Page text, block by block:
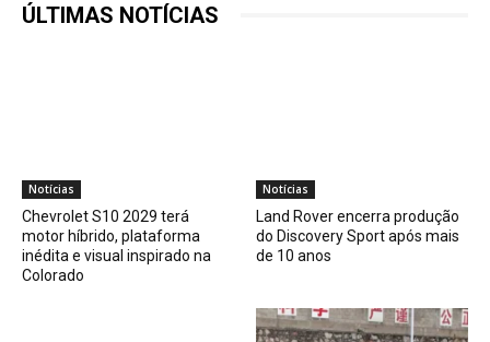
ÚLTIMAS NOTÍCIAS
Notícias
Chevrolet S10 2029 terá
motor híbrido, plataforma
inédita e visual inspirado na
Colorado
Notícias
Land Rover encerra produção
do Discovery Sport após mais
de 10 anos